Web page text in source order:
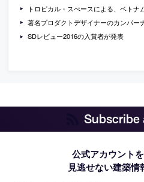
トロピカル・スぺースによる、ベトナムの、アーティストのための煉瓦と木で作られた
著名プロダクトデザイナーのカンパーナ兄弟が手掛けた、サンパウロの、ヤ
SDレビュー2016の入賞者が発表
Subscribe
公式アカウント
見逃せない建築情